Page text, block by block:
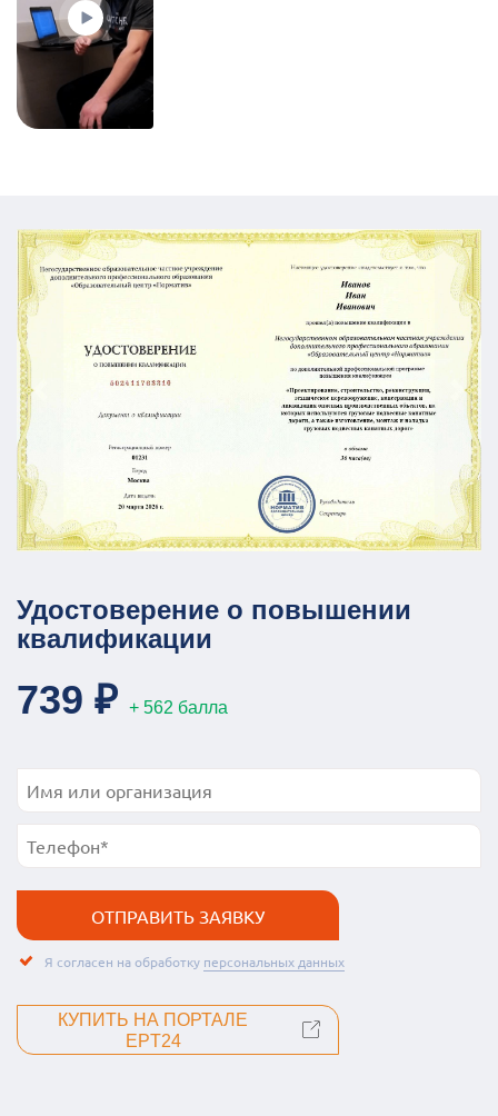
Удостоверение о повышении
квалификации
739 ₽ + 562 балла
Я согласен на обработку персональных данных
КУПИТЬ НА ПОРТАЛЕ
EPT24